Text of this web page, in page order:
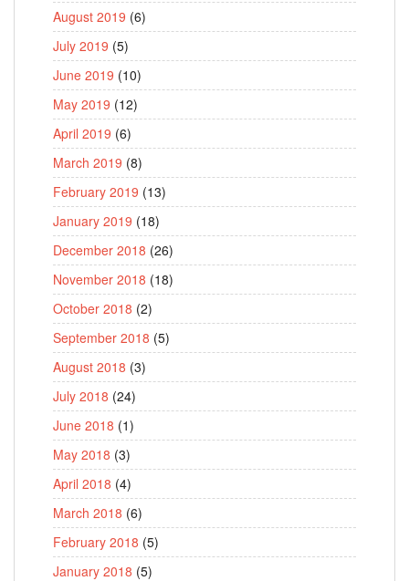
August 2019 (6)
July 2019 (5)
June 2019 (10)
May 2019 (12)
April 2019 (6)
March 2019 (8)
February 2019 (13)
January 2019 (18)
December 2018 (26)
November 2018 (18)
October 2018 (2)
September 2018 (5)
August 2018 (3)
July 2018 (24)
June 2018 (1)
May 2018 (3)
April 2018 (4)
March 2018 (6)
February 2018 (5)
January 2018 (5)